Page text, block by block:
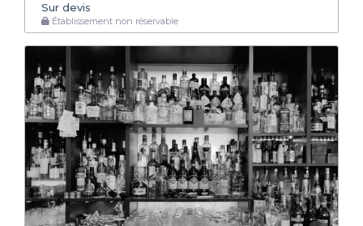
Sur devis
Établissement non réservable